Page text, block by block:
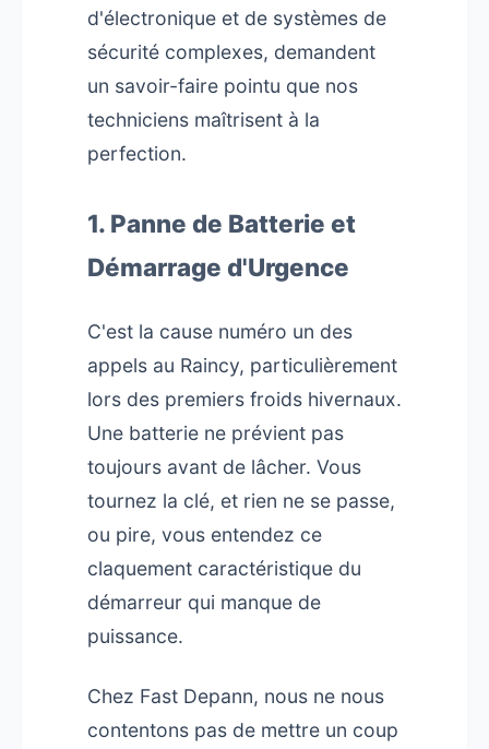
d'électronique et de systèmes de
sécurité complexes, demandent
un savoir-faire pointu que nos
techniciens maîtrisent à la
perfection.
1. Panne de Batterie et
Démarrage d'Urgence
C'est la cause numéro un des
appels au Raincy, particulièrement
lors des premiers froids hivernaux.
Une batterie ne prévient pas
toujours avant de lâcher. Vous
tournez la clé, et rien ne se passe,
ou pire, vous entendez ce
claquement caractéristique du
démarreur qui manque de
puissance.
Chez Fast Depann, nous ne nous
contentons pas de mettre un coup